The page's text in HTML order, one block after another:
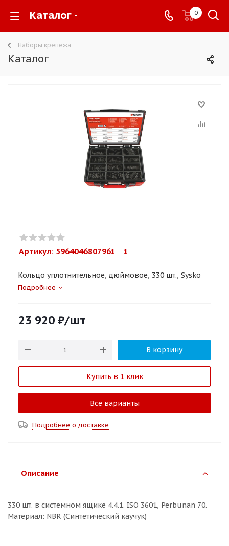
Каталог - 0
Наборы крепежа
Каталог
Артикул: 5964046807961    1
Кольцо уплотнительное, дюймовое, 330 шт., Sysko
Подробнее
23 920 ₽/шт
В корзину
Купить в 1 клик
Все варианты
Подробнее о доставке
Описание
330 шт. в системном ящике 4.4.1. ISO 3601, Perbunan 70.
Материал: NBR (Синтетический каучук)